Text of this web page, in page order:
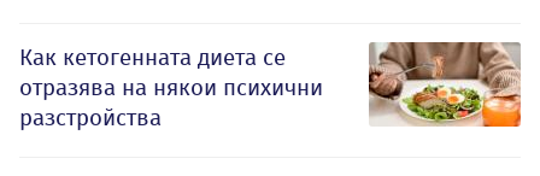
Как кетогенната диета се
отразява на някои психични
разстройства